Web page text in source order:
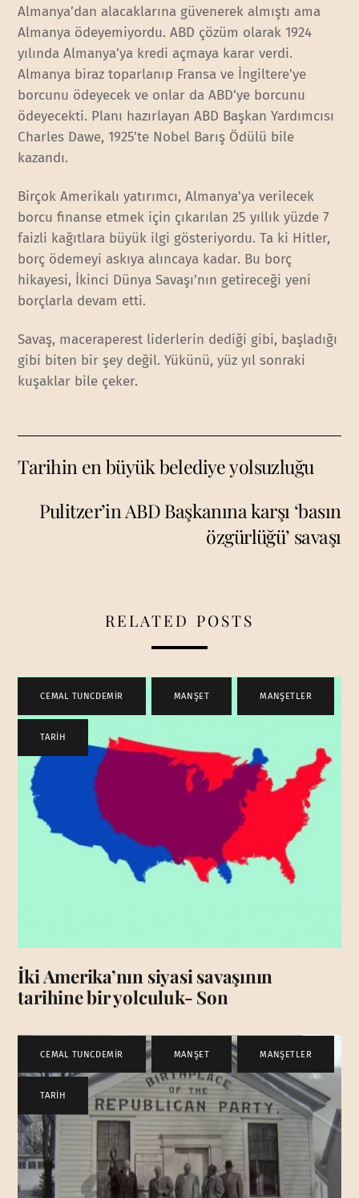
Almanya’dan alacaklarına güvenerek almıştı ama
Almanya ödeyemiyordu. ABD çözüm olarak 1924
yılında Almanya’ya kredi açmaya karar verdi.
Almanya biraz toparlanıp Fransa ve İngiltere’ye
borcunu ödeyecek ve onlar da ABD’ye borcunu
ödeyecekti. Planı hazırlayan ABD Başkan Yardımcısı
Charles Dawe, 1925’te Nobel Barış Ödülü bile
kazandı.
Birçok Amerikalı yatırımcı, Almanya’ya verilecek
borcu finanse etmek için çıkarılan 25 yıllık yüzde 7
faizli kağıtlara büyük ilgi gösteriyordu. Ta ki Hitler,
borç ödemeyi askıya alıncaya kadar. Bu borç
hikayesi, İkinci Dünya Savaşı’nın getireceği yeni
borçlarla devam etti.
Savaş, maceraperest liderlerin dediği gibi, başladığı
gibi biten bir şey değil. Yükünü, yüz yıl sonraki
kuşaklar bile çeker.
Tarihin en büyük belediye yolsuzluğu
Pulitzer’in ABD Başkanına karşı ‘basın
özgürlüğü’ savaşı
RELATED POSTS
CEMAL TUNCDEMİR MANŞET MANŞETLER
TARİH
İki Amerika’nın siyasi savaşının
tarihine bir yolculuk- Son
CEMAL TUNCDEMİR , MANŞET , MANŞETLER
TARİH